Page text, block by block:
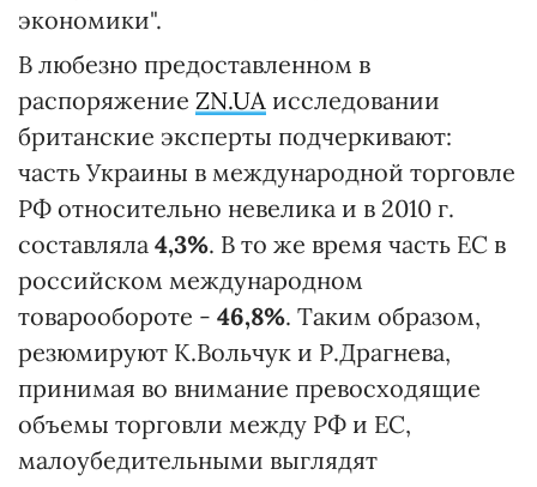
экономики".
В любезно предоставленном в
распоряжение ZN.UA исследовании
британские эксперты подчеркивают:
часть Украины в международной торговле
РФ относительно невелика и в 2010 г.
составляла 4,3%. В то же время часть ЕС в
российском международном
товарообороте - 46,8%. Таким образом,
резюмируют К.Вольчук и Р.Драгнева,
принимая во внимание превосходящие
объемы торговли между РФ и ЕС,
малоубедительными выглядят